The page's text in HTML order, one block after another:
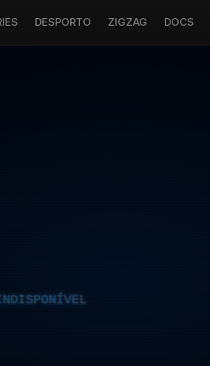
DESPORTO ZIGZAG DOCS